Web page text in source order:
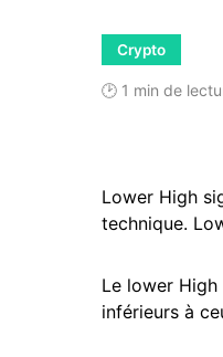
Crypto
🕑 1 min de
Lower High
technique.
Le lower
inférieurs à